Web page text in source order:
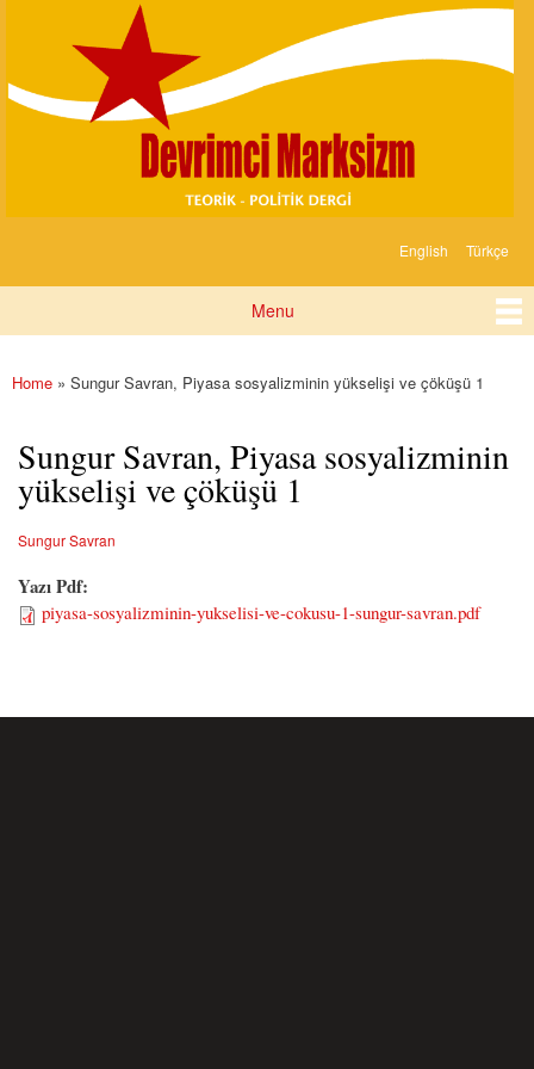
content
Marksizm
English Türkçe
Menu
You are here
Home » Sungur Savran, Piyasa sosyalizminin yükselişi ve çöküşü 1
Sungur Savran, Piyasa sosyalizminin
yükselişi ve çöküşü 1
Sungur Savran
Yazı Pdf:
piyasa-sosyalizminin-yukselisi-ve-cokusu-1-sungur-savran.pdf